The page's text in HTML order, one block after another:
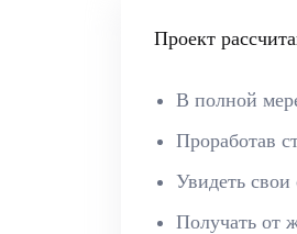
Проект
В полной
Проработав
Увидеть
Получать от